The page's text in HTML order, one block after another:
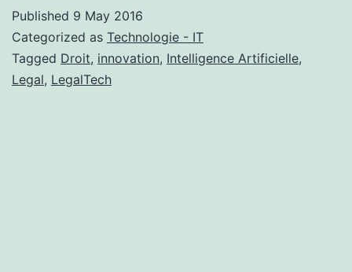
Published 9 May 2016
Categorized as Technologie - IT
Tagged Droit, innovation, Intelligence Artificielle,
Legal, LegalTech